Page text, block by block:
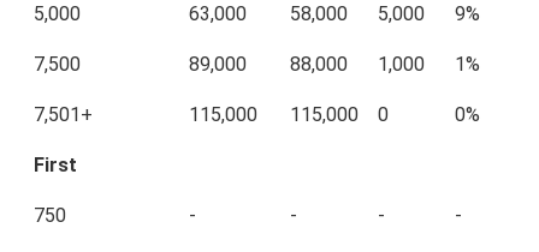
5,000 63,000 58,000 5,000 9%
7,500 89,000 88,000 1,000 1%
7,501+ 115,000 115,000 0 0%
First
750 - - - -